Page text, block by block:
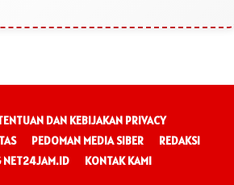
DAN KEBIJAKAN PRIVACY
PEDOMAN MEDIA SIBER
REDAKSI
NET24JAM.ID
KONTAK KAMI